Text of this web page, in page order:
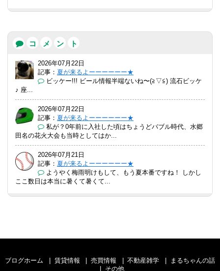
コ メ ン ト
2026年07月22日
記事： 夏が来るよーーーーーー★
ビッケー!!! ビール情報半端ないね〜(⁠≧⁠▽⁠≦⁠) 流石ビッケ
♪ 座...
2026年07月22日
記事： 夏が来るよーーーーーー★
私が？0年前に入社した頃はちょうどバブル時代、水郷
田名の花火大会も当時としてはか...
2026年07月21日
記事： 夏が来るよーーーーーー★
ようやく梅雨明けもして、もう夏本番ですね！ しかし
ここ数日は本当に暑くて暑くて...
ブログホーム 賃貸情報 売買情報 不動産雑学
まるちゃんの話
その他